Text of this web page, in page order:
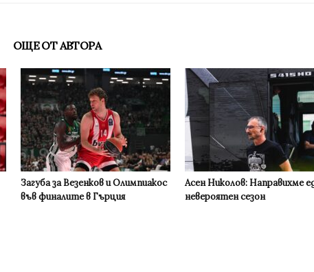
ОЩЕ ОТ АВТОРА
Загуба за Везенков и Олимпиакос
във финалите в Гърция
Асен Николов: Направихме
невероятен сезон